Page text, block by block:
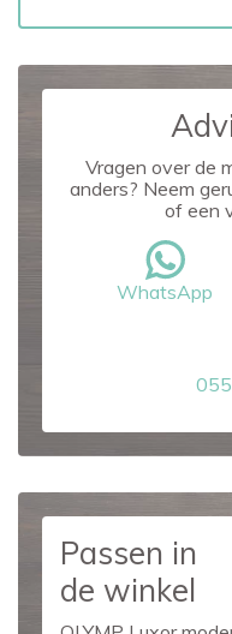
Vragen over de
anders? Neem
of een
WhatsApp
Passen in
de winkel